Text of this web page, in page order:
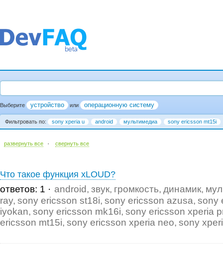
Выберите устройство или операционную систему
Фильтровать по: sony xperia u android мультимедиа sony ericsson mt15i
развернуть все · cвернуть все
Что такое функция xLOUD?
ответов: 1 android звук громкость динамик
ray sony ericsson st18i sony ericsson azusa sony
iyokan sony ericsson mk16i sony ericsson xperia
ericsson mt15i sony ericsson xperia neo sony